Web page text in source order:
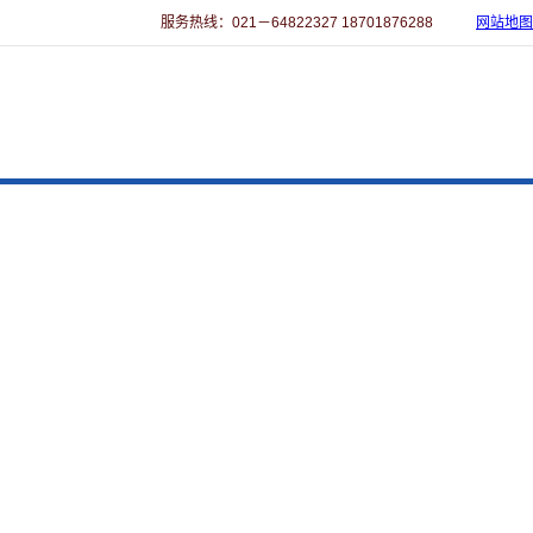
服务热线：021－64822327 18701876288 网站地图